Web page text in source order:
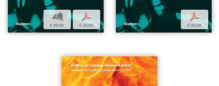
b
€ 30,00
p
€ 30,00
p
€ 30,00